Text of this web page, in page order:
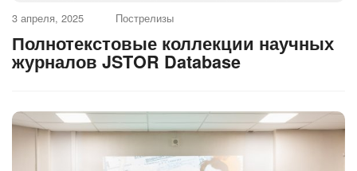
3 апреля, 2025 Пострелизы
Полнотекстовые коллекции научных
журналов JSTOR Database